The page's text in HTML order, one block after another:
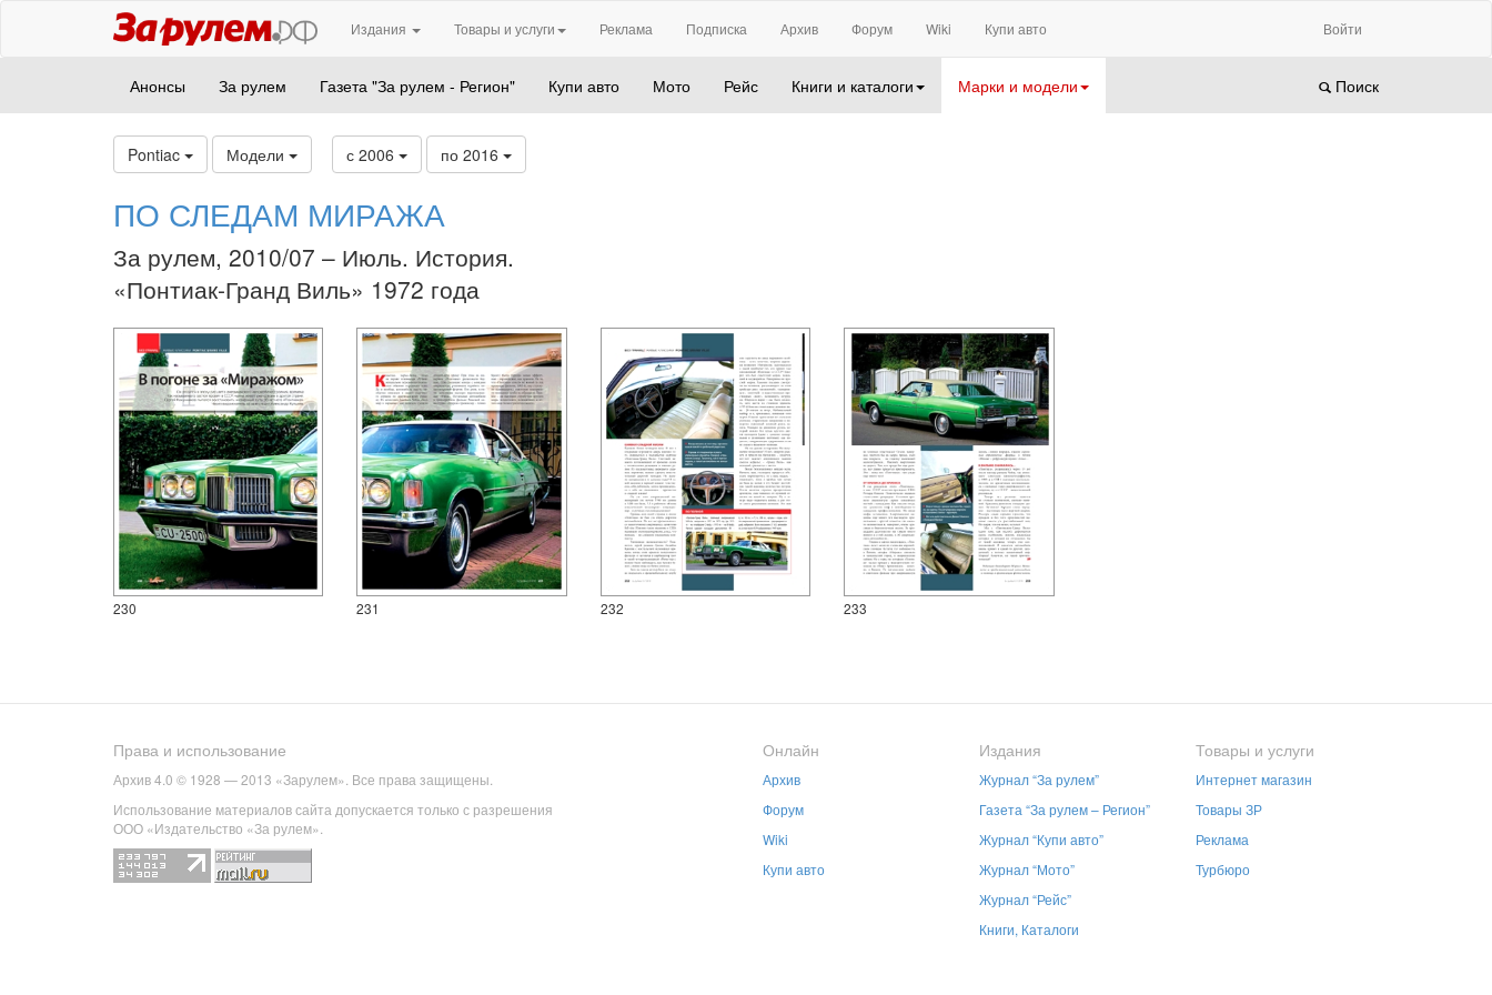
Издания Товары и услуги Реклама Подписка Архив Форум Wiki Купи авто Войти
Анонсы За рулем Газета "За рулем - Регион" Купи авто Мото Рейс Книги и каталоги Марки и модели Поиск
Pontiac Модели с 2006 по 2016
ПО СЛЕДАМ МИРАЖА
За рулем, 2010/07 – Июль. История.
«Понтиак-Гранд Виль» 1972 года
230 231 232 233
Права и использование
Архив 4.0 © 1928 — 2013 «Зарулем». Все права защищены.
Использование материалов сайта допускается только с разрешения
ООО «Издательство «За рулем».
Онлайн
Архив
Форум
Wiki
Купи авто
Издания
Журнал “За рулем”
Газета “За рулем – Регион”
Журнал “Купи авто”
Журнал “Мото”
Журнал “Рейс”
Книги, Каталоги
Товары и услуги
Интернет магазин
Товары ЗР
Реклама
Турбюро